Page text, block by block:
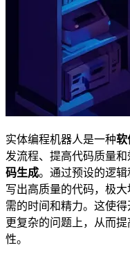
实体编程机器人是一种软
发流程、提高代码质量
码生成。通过预设的逻
写出高质量的代码，极
需的时间和精力。这使
更复杂的问题上，从而
性。